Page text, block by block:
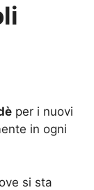
per i nuovi
in ogni
si sta